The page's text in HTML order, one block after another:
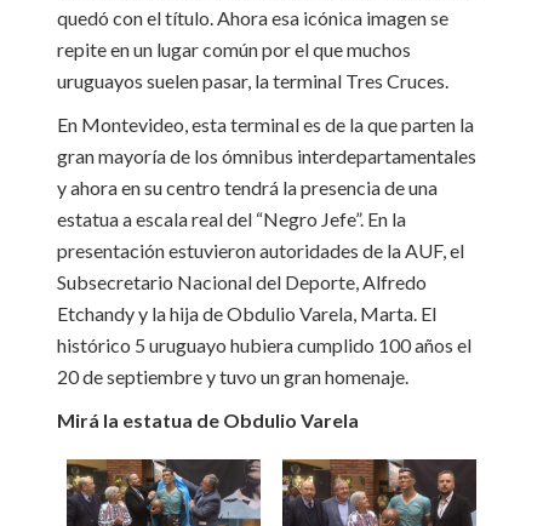
quedó con el título. Ahora esa icónica imagen se
repite en un lugar común por el que muchos
uruguayos suelen pasar, la terminal Tres Cruces.
En Montevideo, esta terminal es de la que parten la
gran mayoría de los ómnibus interdepartamentales
y ahora en su centro tendrá la presencia de una
estatua a escala real del “Negro Jefe”. En la
presentación estuvieron autoridades de la AUF, el
Subsecretario Nacional del Deporte, Alfredo
Etchandy y la hija de Obdulio Varela, Marta. El
histórico 5 uruguayo hubiera cumplido 100 años el
20 de septiembre y tuvo un gran homenaje.
Mirá la estatua de Obdulio Varela